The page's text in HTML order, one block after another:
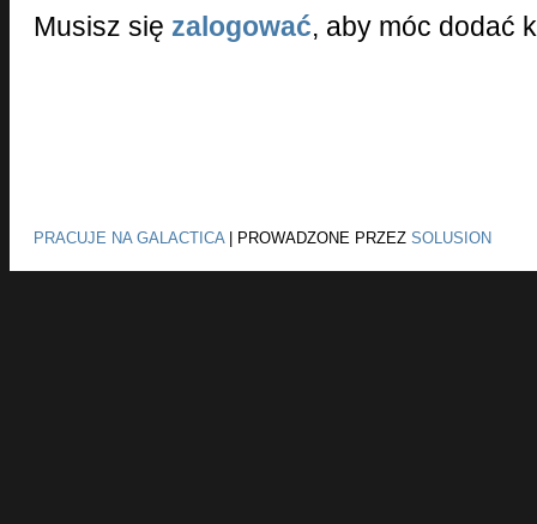
Musisz się zalogować, aby móc dodać
PRACUJE NA GALACTICA| PROWADZONE PRZEZ SOLUSION